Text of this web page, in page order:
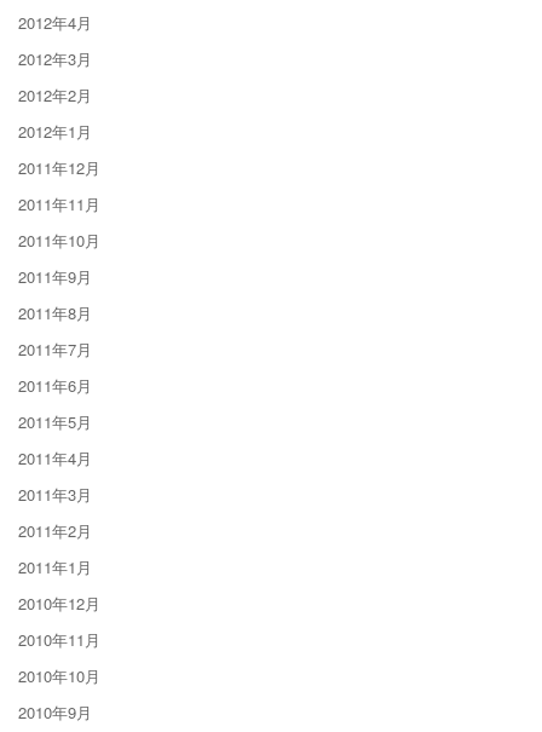
2012年4月
2012年3月
2012年2月
2012年1月
2011年12月
2011年11月
2011年10月
2011年9月
2011年8月
2011年7月
2011年6月
2011年5月
2011年4月
2011年3月
2011年2月
2011年1月
2010年12月
2010年11月
2010年10月
2010年9月